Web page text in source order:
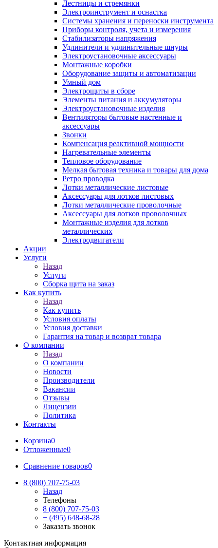
Лестницы и стремянки
Электроинструмент и оснастка
Системы хранения и переноски инструмента
Приборы контроля, учета и измерения
Стабилизаторы напряжения
Удлинители и удлинительные шнуры
Электроустановочные аксессуары
Монтажные коробки
Оборудование защиты и автоматизации
Умный дом
Электрощиты в сборе
Элементы питания и аккумуляторы
Электроустановочные изделия
Вентиляторы бытовые настенные и
аксессуары
Звонки
Компенсация реактивной мощности
Нагревательные элементы
Тепловое оборудование
Мелкая бытовая техника и товары для дома
Ретро проводка
Лотки металлические листовые
Аксессуары для лотков листовых
Лотки металлические проволочные
Аксессуары для лотков проволочных
Монтажные изделия для лотков
металлических
Электродвигатели
Акции
Услуги
Назад
Услуги
Сборка щита на заказ
Как купить
Назад
Как купить
Условия оплаты
Условия доставки
Гарантия на товар и возврат товара
О компании
Назад
О компании
Новости
Производители
Вакансии
Отзывы
Лицензии
Политика
Контакты
Корзина0
Отложенные0
Сравнение товаров0
8 (800) 707-75-03
Назад
Телефоны
8 (800) 707-75-03
+ (495) 648-68-28
Заказать звонок
Контактная информация